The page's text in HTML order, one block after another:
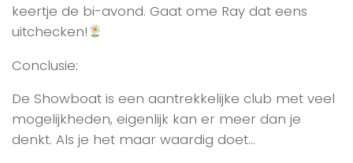
keertje de bi-avond. Gaat ome Ray dat eens
uitchecken!
Conclusie:
De Showboat is een aantrekkelijke club met veel
mogelijkheden, eigenlijk kan er meer dan je
denkt. Als je het maar waardig doet…